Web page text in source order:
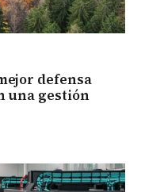
defensa
una gestión